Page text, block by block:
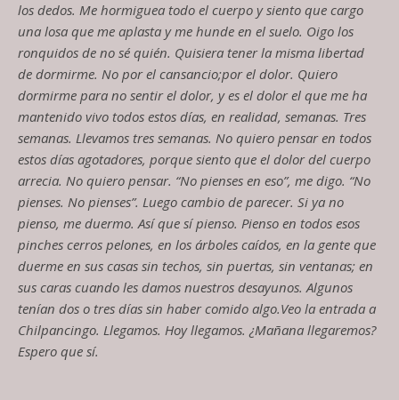
los dedos. Me hormiguea todo el cuerpo y siento que cargo
una losa que me aplasta y me hunde en el suelo. Oigo los
ronquidos de no sé quién. Quisiera tener la misma libertad
de dormirme. No por el cansancio;por el dolor. Quiero
dormirme para no sentir el dolor, y es el dolor el que me ha
mantenido vivo todos estos días, en realidad, semanas. Tres
semanas. Llevamos tres semanas. No quiero pensar en todos
estos días agotadores, porque siento que el dolor del cuerpo
arrecia. No quiero pensar. “No pienses en eso”, me digo. “No
pienses. No pienses”. Luego cambio de parecer. Si ya no
pienso, me duermo. Así que sí pienso. Pienso en todos esos
pinches cerros pelones, en los árboles caídos, en la gente que
duerme en sus casas sin techos, sin puertas, sin ventanas; en
sus caras cuando les damos nuestros desayunos. Algunos
tenían dos o tres días sin habercomido algo.Veo la entrada a
Chilpancingo. Llegamos. Hoy llegamos. ¿Mañana llegaremos?
Espero que sí.